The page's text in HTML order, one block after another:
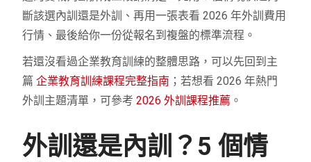
斷該選內訓還是外訓、再用一張表看 2026 年外訓費用
行情、最後給你一份從報名到複盤的標準流程。
若還沒看過企業教育訓練的整體思路，可以先回到主
篇企業教育訓練課程完整指南 ；若想看 2026 年熱門
外訓主題清單，可參考2026 外訓課程推薦 。
外訓還是內訓？5 個情